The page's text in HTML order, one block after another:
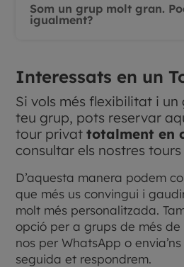
Som un grup molt gran.
igualment?
Interessats en un
Si vols més flexibilitat i
teu grup, pots reservar
tour privattotalment en
consultar els nostres
D’aquesta manera podem
que més us convingui i
molt més personalitzada.
opció per a grups de més de
nos per WhatsApp o
seguida et respondrem.